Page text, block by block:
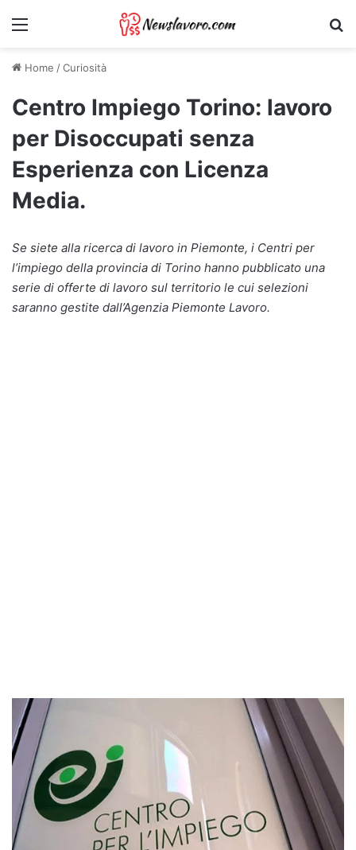
Menu
Home /Curiosità
Centro Impiego Torino: lavoro
per Disoccupati senza
Esperienza con Licenza
Media.
Se siete alla ricerca di lavoro in Piemonte, i Centri per
l’impiego della provincia di Torino hanno pubblicato una
serie di offerte di lavoro sul territorio le cui selezioni
saranno gestite dall’Agenzia Piemonte Lavoro.